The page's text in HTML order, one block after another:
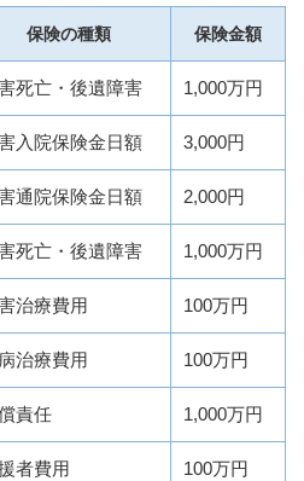
保険の種類 保険金額
死亡・後遺障害 1,000万円
入院保険金日額 3,000円
通院保険金日額 2,000円
死亡・後遺障害 1,000万円
治療費用 100万円
治療費用 100万円
責任 1,000万円
者費用 100万円